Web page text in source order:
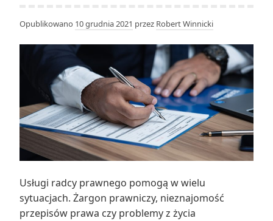
Opublikowano 10 grudnia 2021 przez Robert Winnicki
Usługi radcy prawnego pomogą w wielu
sytuacjach. Żargon prawniczy, nieznajomość
przepisów prawa czy problemy z życia